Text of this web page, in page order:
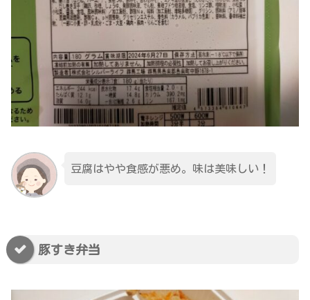
豆腐はやや食感が悪め。味は美味しい！
豚すき弁当